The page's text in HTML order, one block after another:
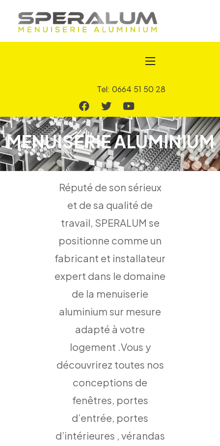
Tel: 0664 51 50 28
MENUISERIE ALUMINIUM
Réputé de son sérieux
et de sa qualité de
travail, SPERALUM se
positionne comme un
fabricant et installateur
expert dans le domaine
de la menuiserie
aluminium sur mesure
adapté à votre
logement .Vous y
découvrirez toutes nos
conceptions de
fenêtres, portes
d’entrée, portes
d’intérieures , vérandas